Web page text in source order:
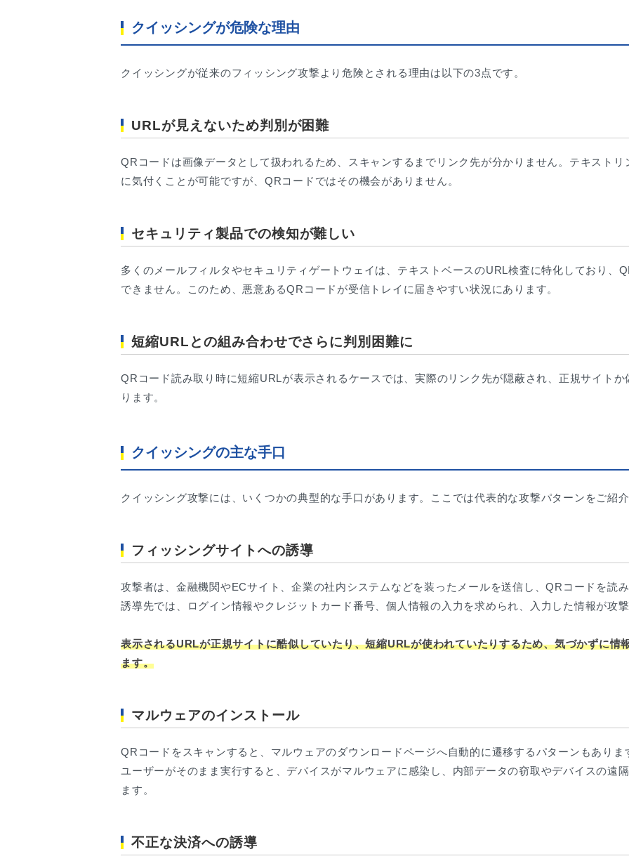
クイッシングが危険な理由
クイッシングが従来のフィッシング攻撃より危険とされる理由は以下の3点です。
URLが見えないため判別が困難
QRコードは画像データとして扱われるため、スキャンするまでリンク先が分かりません。テキスト
に気付くことが可能ですが、QRコードではその機会がありません。
セキュリティ製品での検知が難しい
多くのメールフィルタやセキュリティゲートウェイは、テキストベースのURL検査に特化しており、
できません。このため、悪意あるQRコードが受信トレイに届きやすい状況にあります。
短縮URLとの組み合わせでさらに判別困難に
QRコード読み取り時に短縮URLが表示されるケースでは、実際のリンク先が隠蔽され、正規サイト
ります。
クイッシングの主な手口
クイッシング攻撃には、いくつかの典型的な手口があります。ここでは代表的な攻撃パターンをご紹
フィッシングサイトへの誘導
攻撃者は、金融機関やECサイト、企業の社内システムなどを装ったメールを送信し、QRコードを読
誘導先では、ログイン情報やクレジットカード番号、個人情報の入力を求められ、入力した情報が攻
表示されるURLが正規サイトに酷似していたり、短縮URLが使われていたりするため、気づかずに情
ます。
マルウェアのインストール
QRコードをスキャンすると、マルウェアのダウンロードページへ自動的に遷移するパターンもありま
ユーザーがそのまま実行すると、デバイスがマルウェアに感染し、内部データの窃取やデバイスの遠
ます。
不正な決済への誘導